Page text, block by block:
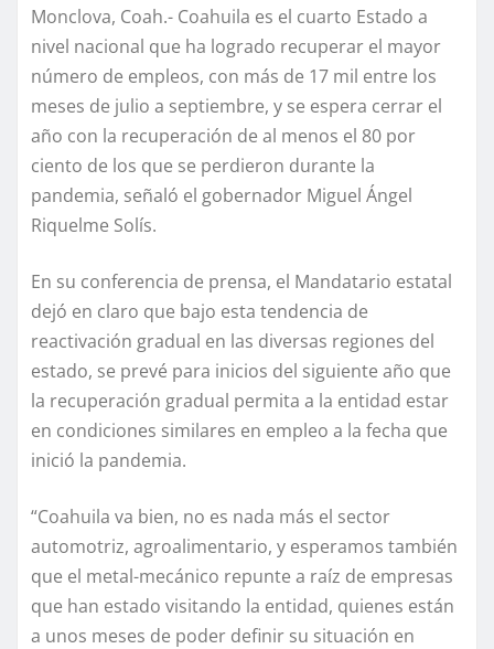
Monclova, Coah.- Coahuila es el cuarto Estado a
nivel nacional que ha logrado recuperar el mayor
número de empleos, con más de 17 mil entre los
meses de julio a septiembre, y se espera cerrar el
año con la recuperación de al menos el 80 por
ciento de los que se perdieron durante la
pandemia, señaló el gobernador Miguel Ángel
Riquelme Solís.
En su conferencia de prensa, el Mandatario estatal
dejó en claro que bajo esta tendencia de
reactivación gradual en las diversas regiones del
estado, se prevé para inicios del siguiente año que
la recuperación gradual permita a la entidad estar
en condiciones similares en empleo a la fecha que
inició la pandemia.
“Coahuila va bien, no es nada más el sector
automotriz, agroalimentario, y esperamos también
que el metal-mecánico repunte a raíz de empresas
que han estado visitando la entidad, quienes están
a unos meses de poder definir su situación en